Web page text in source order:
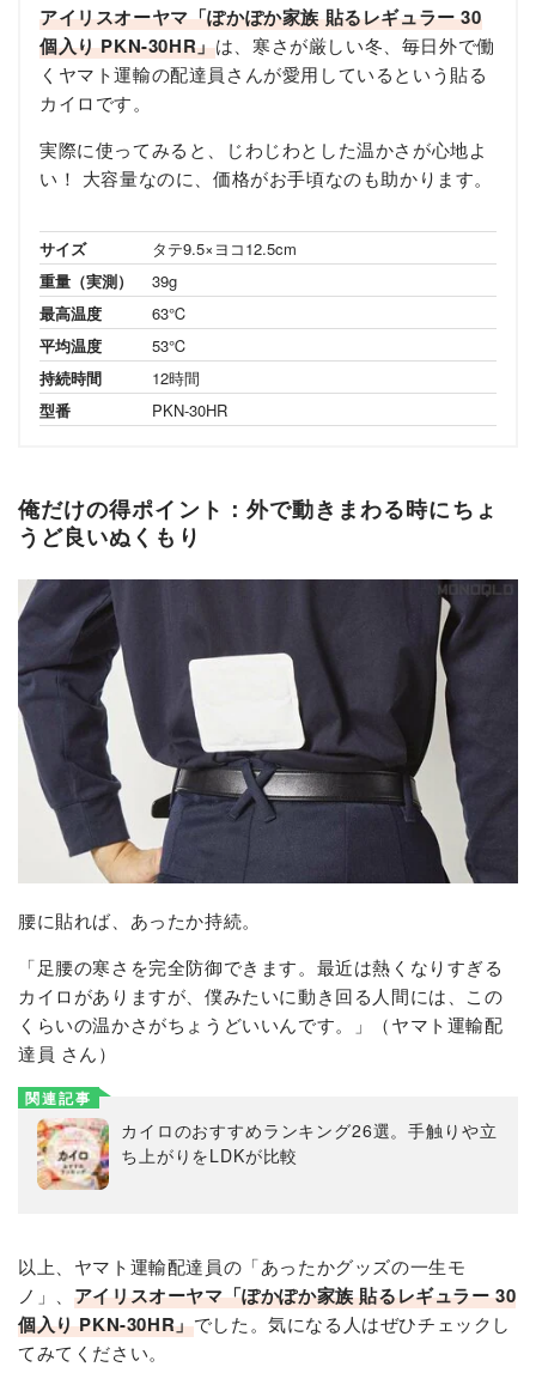
アイリスオーヤマ「ぽかぽか家族 貼るレギュラー 30
個入り PKN-30HR」は、寒さが厳しい冬、毎日外で働
くヤマト運輸の配達員さんが愛用しているという貼る
カイロです。
実際に使ってみると、じわじわとした温かさが心地よ
い！ 大容量なのに、価格がお手頃なのも助かります。
サイズ
タテ9.5×ヨコ12.5cm
重量（実測）
39g
最高温度
63℃
平均温度
53℃
持続時間
12時間
型番
PKN-30HR
俺だけの得ポイント：外で動きまわる時にちょ
うど良いぬくもり
腰に貼れば、あったか持続。
「足腰の寒さを完全防御できます。最近は熱くなりすぎる
カイロがありますが、僕みたいに動き回る人間には、この
くらいの温かさがちょうどいいんです。」（ヤマト運輸配
達員 さん）
関連記事
カイロのおすすめランキング26選。手触りや立
ち上がりをLDKが比較
以上、ヤマト運輸配達員の「あったかグッズの一生モ
ノ」、 アイリスオーヤマ「ぽかぽか家族 貼るレギュラー 30
個入り PKN-30HR」でした。気になる人はぜひチェックし
てみてください。